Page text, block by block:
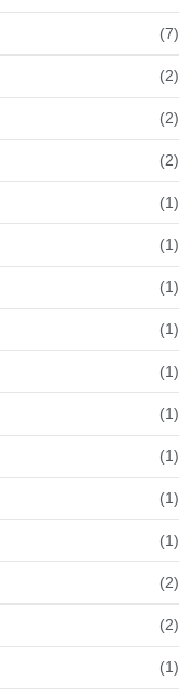
(7)
(2)
(2)
(2)
(1)
(1)
(1)
(1)
(1)
(1)
(1)
(1)
(1)
(2)
(2)
(1)